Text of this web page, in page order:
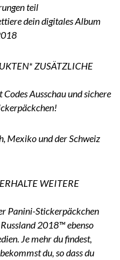
teil
dein digitales Album
ZUSÄTZLICHE
Ausschau und sichere
Mexiko und der Schweiz
WEITERE
Panini-Stickerpäckchen
2018™ ebenso
Je mehr du findest,
du, so dass du